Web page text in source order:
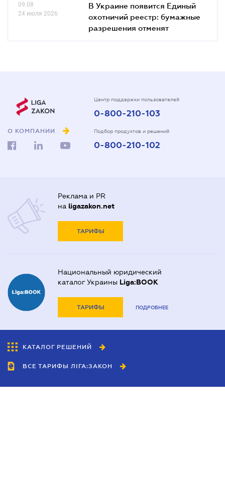
09.08
24 июля 2026
В Украине появится Единый
охотничий реестр: бумажные
разрешения отменят
О КОМПАНИИ
Центр поддержки пользователей
0-800-210-103
Подбор продуктов и решений
0-800-210-102
Реклама и PR
на ligazakon.net
ТАРИФЫ
Национальный юридический
каталог Украины Liga:BOOK
ТАРИФЫ ПОДРОБНЕЕ
КАТАЛОГ РЕШЕНИЙ
ВСЕ ТАРИФЫ ЛІГА:ЗАКОН